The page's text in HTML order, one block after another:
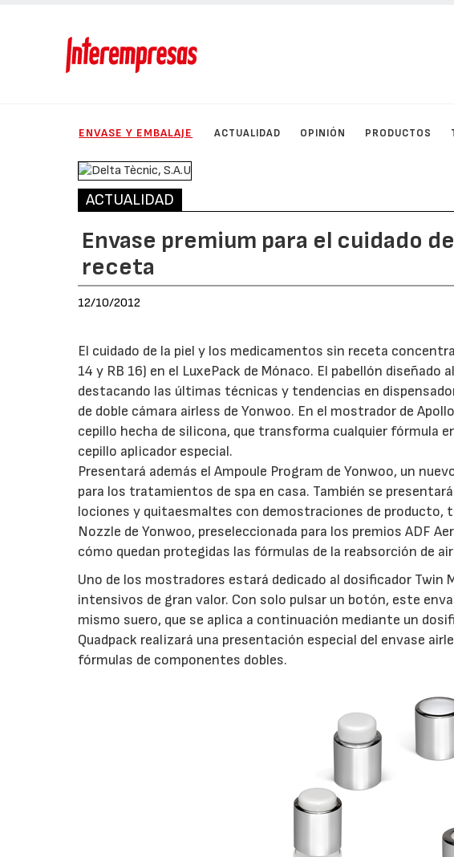
ENVASE Y EMBALAJE ACTUALIDAD OPINIÓN PRODUCTOS
ACTUALIDAD
Envase premium para el cuidado
receta
12/10/2012
El cuidado de la piel y los medicamentos sin receta
14 y RB 16) en el LuxePack de Mónaco. El pabellón
destacando las últimas técnicas y tendencias en
de doble cámara airless de Yonwoo. En el mostrador de
cepillo hecha de silicona, que transforma cualquier fórmula
cepillo aplicador especial.
Presentará además el Ampoule Program de Yonwoo, un
para los tratamientos de spa en casa. También se
lociones y quitaesmaltes con demostraciones de producto,
Nozzle de Yonwoo, preseleccionada para los premios ADF
cómo quedan protegidas las fórmulas de la reabsorción de
Uno de los mostradores estará dedicado al dosificador Twin
intensivos de gran valor. Con solo pulsar un botón, este
mismo suero, que se aplica a continuación mediante un
Quadpack realizará una presentación especial del envase
fórmulas de componentes dobles.